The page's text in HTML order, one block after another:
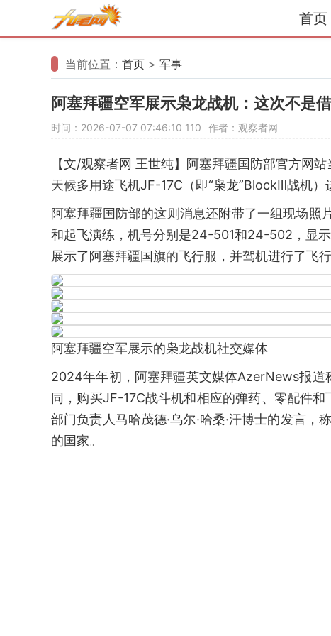
首页
当前位置： 首页 > 军事
阿塞拜疆空军展示枭龙战机：这次不是
时间：2026-07-07 07:46:10 110 作者：观察者网
【文/观察者网 王世纯】阿塞拜疆国防部官方网
天候多用途飞机JF-17C（即“枭龙”BlockⅢ战机）
阿塞拜疆国防部的这则消息还附带了一组现场
和起飞演练，机号分别是24-501和24-502，显
展示了阿塞拜疆国旗的飞行服，并驾机进行了飞行
阿塞拜疆空军展示的枭龙战机社交媒体
2024年年初，阿塞拜疆英文媒体AzerNews报道
同，购买JF-17C战斗机和相应的弹药、零配件
部门负责人马哈茂德·乌尔·哈桑·汗博士的发言
的国家。